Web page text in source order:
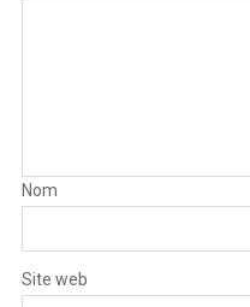
Nom
Site web